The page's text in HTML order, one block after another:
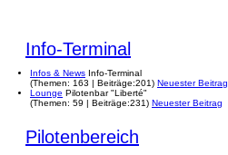
Info-Terminal
Infos & News Info-Terminal
(Themen: 163 | Beiträge:201) Neuester Beitrag
Lounge Pilotenbar "Liberté"
(Themen: 59 | Beiträge:231) Neuester Beitrag
Pilotenbereich